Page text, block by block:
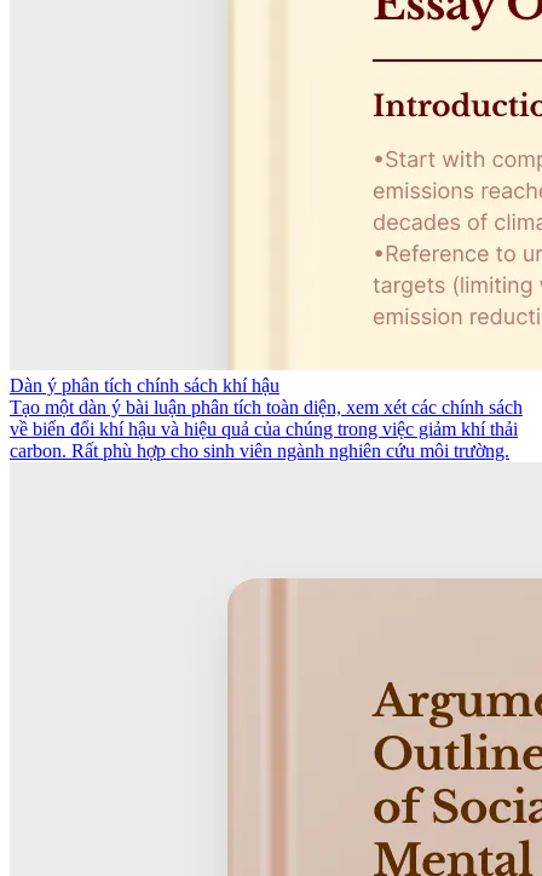
Dàn ý phân tích chính sách khí hậu
Tạo một dàn ý bài luận phân tích toàn diện, xem xét các chính sách
về biến đổi khí hậu và hiệu quả của chúng trong việc giảm khí thải
carbon. Rất phù hợp cho sinh viên ngành nghiên cứu môi trường.